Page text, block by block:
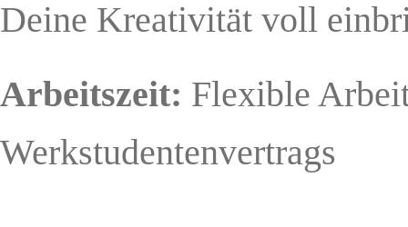
Deine Kreativität voll
Arbeitszeit: Flexible
Werkstudentenvertrags